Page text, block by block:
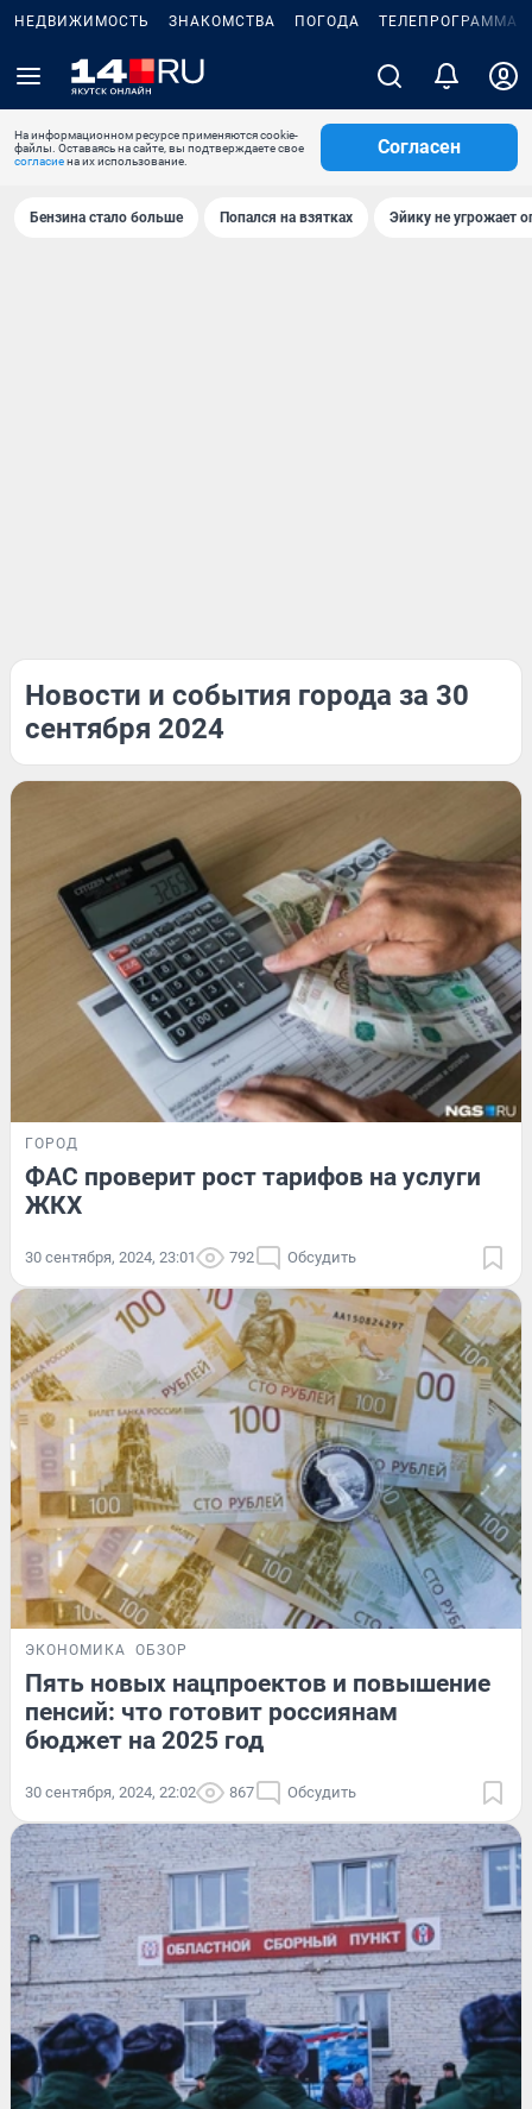
НЕДВИЖИМОСТЬ ЗНАКОМСТВА ПОГОДА ТЕЛЕПРОГРАММА
На информационном ресурсе применяются cookie-
файлы. Оставаясь на сайте, вы подтверждаете свое
согласиена их использование.
Согласен
Бензина стало больше Попался на взятках Эйику не угрожает
Новости и события города за 30
сентября 2024
ГОРОД
ФАС проверит рост тарифов на услуги
ЖКХ
30 сентября, 2024, 23:01 792 Обсудить
ЭКОНОМИКА ОБЗОР
Пять новых нацпроектов и повышение
пенсий: что готовит россиянам
бюджет на 2025 год
30 сентября, 2024, 22:02 867 Обсудить